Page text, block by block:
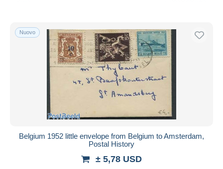
Nuovo
Belgium 1952 little envelope from Belgium to Amsterdam,
Postal History
± 5,78 USD